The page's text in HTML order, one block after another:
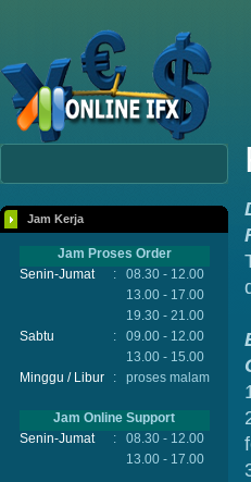
Jam Kerja
Jam Proses Order
Senin-Jumat
:
08.30 - 12.00
13.00 - 17.00
19.30 - 21.00
Sabtu
:
09.00 - 12.00
13.00 - 15.00
Minggu / Libur
: proses malam
Jam Online Support
Senin-Jumat
:
08.30 - 12.00
13.00 - 17.00